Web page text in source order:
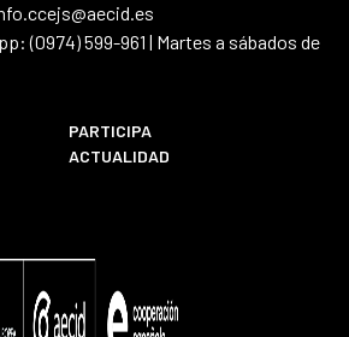
(0974) 599-961 | Martes a sábados de
PARTICIPA
ACTUALIDAD